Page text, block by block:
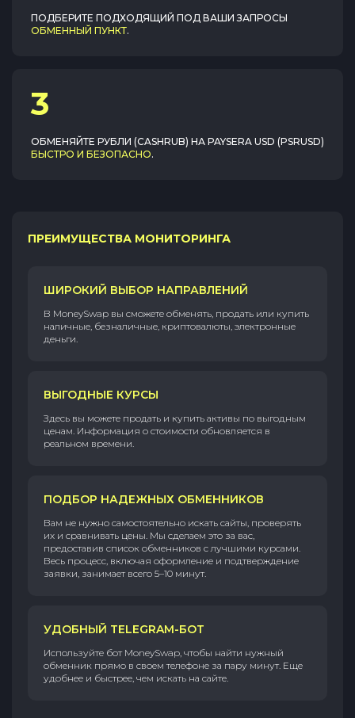
ПОДБЕРИТЕ ПОДХОДЯЩИЙ ПОД ВАШИ ЗАПРОСЫ
ОБМЕННЫЙ ПУНКТ.
3
ОБМЕНЯЙТЕ РУБЛИ (CASHRUB) НА PAYSERA USD (PSRUSD)
БЫСТРО И БЕЗОПАСНО.
ПРЕИМУЩЕСТВА МОНИТОРИНГА
ШИРОКИЙ ВЫБОР НАПРАВЛЕНИЙ
В MoneySwap вы сможете обменять, продать или купить
наличные, безналичные, криптовалюты, электронные
деньги.
ВЫГОДНЫЕ КУРСЫ
Здесь вы можете продать и купить активы по выгодным
ценам. Информация о стоимости обновляется в
реальном времени.
ПОДБОР НАДЕЖНЫХ ОБМЕННИКОВ
Вам не нужно самостоятельно искать сайты, проверять
их и сравнивать цены. Мы сделаем это за вас,
предоставив список обменников с лучшими курсами.
Весь процесс, включая оформление и подтверждение
заявки, занимает всего 5–10 минут.
УДОБНЫЙ TELEGRAM-БОТ
Используйте бот MoneySwap, чтобы найти нужный
обменник прямо в своем телефоне за пару минут. Еще
удобнее и быстрее, чем искать на сайте.